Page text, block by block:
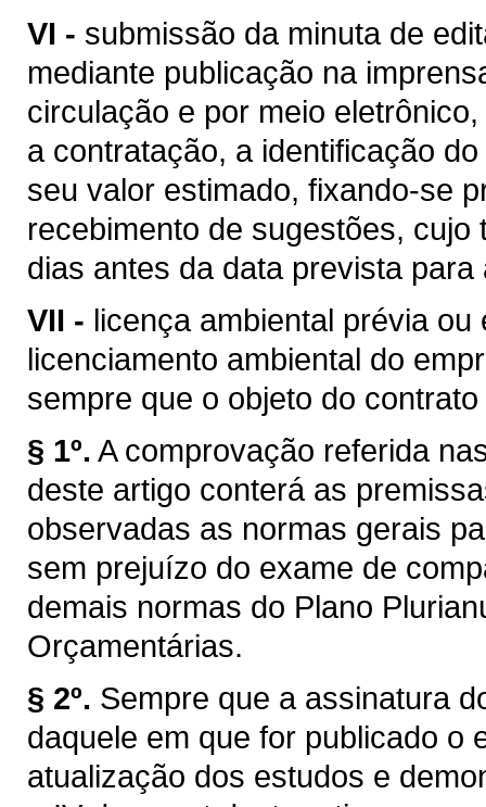
VI - submissão da minuta de
mediante publicação na
circulação e por meio
a contratação, a identificação
seu valor estimado, fixando-se
recebimento de sugestões,
dias antes da data prevista
VII - licença ambiental prévia
licenciamento ambiental do
sempre que o objeto do contrato
§ 1º. A comprovação referida
deste artigo conterá as
observadas as normas gerais
sem prejuízo do exame de
demais normas do Plano
Orçamentárias.
§ 2º. Sempre que a assinatura
daquele em que for publicado o
atualização dos estudos e